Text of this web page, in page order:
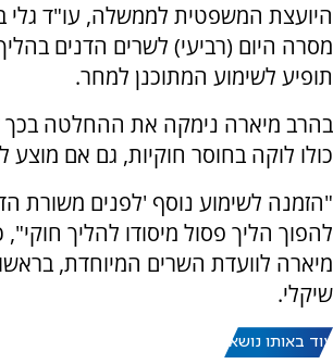
היועצת המשפטית לממשלה, עו"ד גלי
מסרה היום (רביעי) לשרים הדנים
תופיע לשימוע המתוכנן למחר.
בהרב מיארה נימקה את ההחלטה בכך
כולו לוקה בחוסר חוקיות, גם אם מוצע
"הזמנה לשימוע נוסף 'לפנים משורת
להפוך הליך פסול מיסודו להליך
מיארה לוועדת השרים המיוחדת,
שיקלי.
עוד באותו נושא: